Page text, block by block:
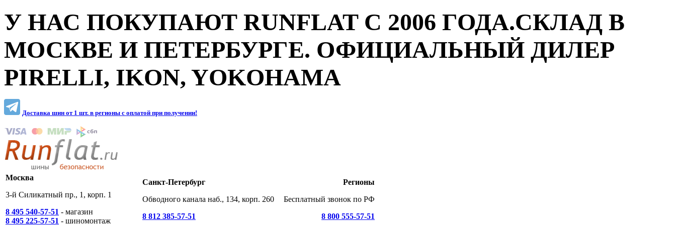
У НАС ПОКУПАЮТ RUNFLAT С 2006 ГОДА.СКЛАД В
МОСКВЕ И ПЕТЕРБУРГЕ. ОФИЦИАЛЬНЫЙ ДИЛЕР
PIRELLI, IKON, YOKOHAMA
Доставка шин от 1 шт. в регионы c оплатой при получении!
Москва
3-й Силикатный пр., 1, корп. 1
8 495 540-57-51 - магазин
8 495 225-57-51 - шиномонтаж
Санкт-Петербург
Обводного канала наб., 134, корп. 260
8 812 385-57-51
Регионы
Бесплатный звонок по РФ
8 800 555-57-51